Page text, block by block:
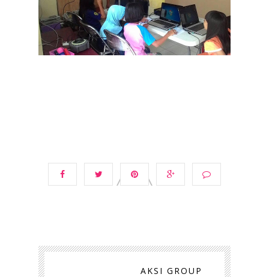
AKSI GROUP